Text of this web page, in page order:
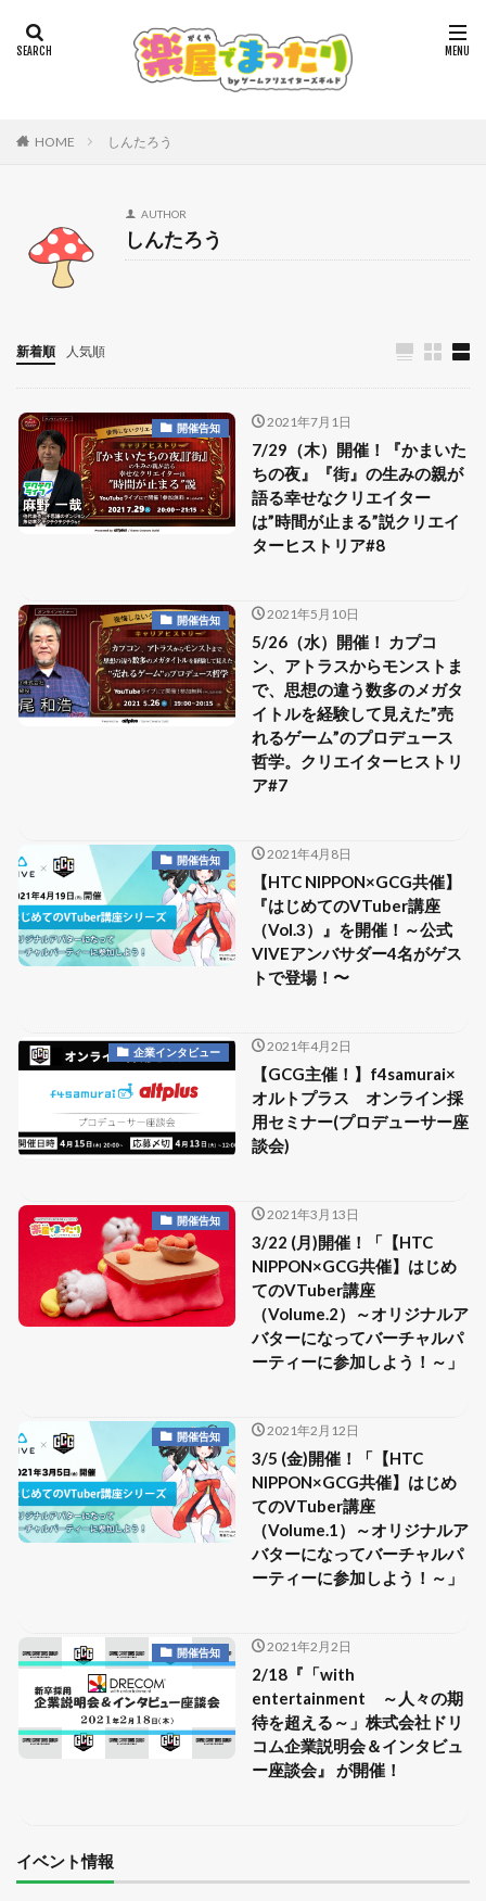
HOME しんたろう
AUTHOR
しんたろう
新着順 人気順
開催告知 2021年7月1日
7/29（木）開催！『かまいた
ちの夜』『街』の生みの親が
語る幸せなクリエイター
は”時間が止まる”説クリエイ
ターヒストリア#8
開催告知 2021年5月10日
5/26（水）開催！ カプコ
ン、アトラスからモンストま
で、思想の違う数多のメガタ
イトルを経験して見えた”売
れるゲーム”のプロデュース
哲学。クリエイターヒストリ
ア#7
開催告知 2021年4月8日
【HTC NIPPON×GCG共催】
『はじめてのVTuber講座
（Vol.3）』を開催！～公式
VIVEアンバサダー4名がゲス
トで登場！〜
企業インタビュー 2021年4月2日
【GCG主催！】f4samurai×
オルトプラス オンライン採
用セミナー(プロデューサー座
談会)
開催告知 2021年3月13日
3/22 (月)開催！「【HTC
NIPPON×GCG共催】はじめ
てのVTuber講座
（Volume.2）～オリジナルア
バターになってバーチャルパ
ーティーに参加しよう！～」
開催告知 2021年2月12日
3/5 (金)開催！「【HTC
NIPPON×GCG共催】はじめ
てのVTuber講座
（Volume.1）～オリジナルア
バターになってバーチャルパ
ーティーに参加しよう！～」
開催告知 2021年2月2日
2/18『「with
entertainment ～人々の期
待を超える～」株式会社ドリ
コム企業説明会＆インタビュ
ー座談会』 が開催！
イベント情報